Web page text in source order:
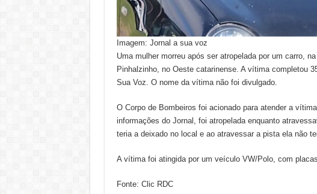
Imagem: Jornal a sua voz
Uma mulher morreu após ser atropelada por um carro,
Pinhalzinho, no Oeste catarinense. A vítima completou
Sua Voz. O nome da vítima não foi divulgado.
O Corpo de Bombeiros foi acionado para atender a
informações do Jornal, foi atropelada enquanto
teria a deixado no local e ao atravessar a pista ela não
A vítima foi atingida por um veículo VW/Polo, com
Fonte: Clic RDC